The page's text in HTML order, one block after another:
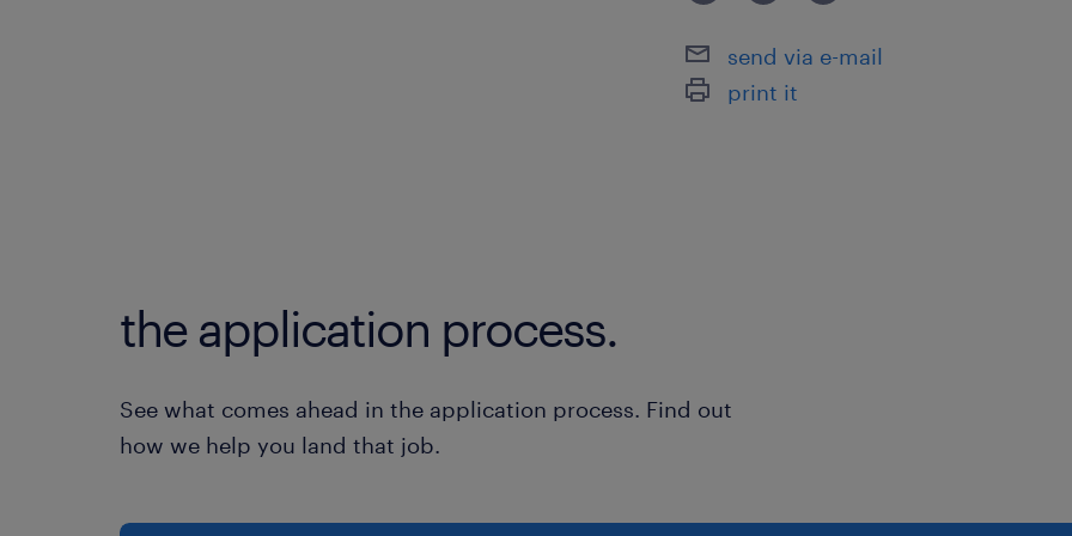
Movimentazione della merce
attraverso l’utilizzo del muletto,
Il presente annuncio è rivolto a
send via e-mail
print it
the application process.
See what comes ahead in the application process. Find out
how we help you land that job.